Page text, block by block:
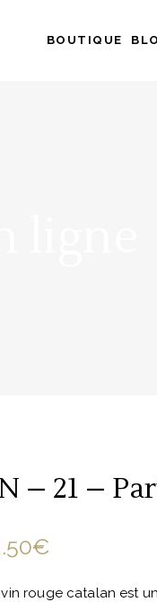
BOUTIQUE
– 21 –
€
vin rouge catalan est